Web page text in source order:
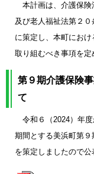
本計画は、介護保険
及び老人福祉法第２
に策定し、本町にお
取り組むべき事項を定
第９期介護保険
て
令和６（2024）年度
期間とする美浜町第
を策定しましたので公